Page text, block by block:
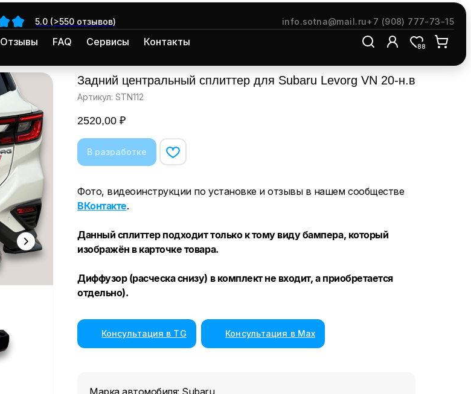
5.0 (>550 отзывов) info.sotna@mail.ru+7 (908) 777-73-15
Отзывы FAQ Сервисы Контакты 88
Задний центральный сплиттер для Subaru Levorg VN 20-н.в
Артикул: STN112
2520,00 ₽
Фото, видеоинструкции по установке и отзывы в нашем сообществе
ВКонтакте.
Данный сплиттер подходит только к тому виду бампера, который
изображён в карточке товара.
Диффузор (расческа снизу) в комплект не входит, а приобретается
отдельно).
Консультация в TG Консультация в Max
Марка автомобиля: Subaru